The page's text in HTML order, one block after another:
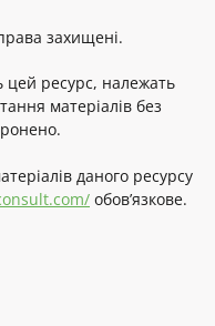
захищені.
цей ресурс, належать
матеріалів без
даного ресурсу
обов’язкове.